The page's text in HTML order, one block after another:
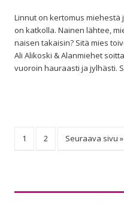
Linnut on kertomus
on katkolla. Nainen lähtee,
naisen takaisin? Sitä mies
Ali Alikoski & Alanmiehet
vuoroin hauraasti ja jylhästi.
1 2 Seuraava sivu »